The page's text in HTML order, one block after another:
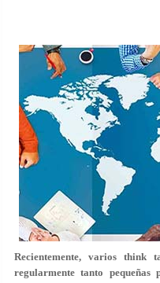
Recientemente, varios think
regularmente tanto pequeñas